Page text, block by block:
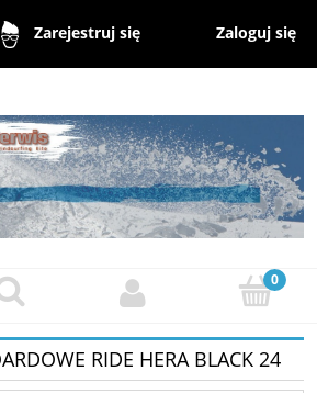
Zarejestruj się Zaloguj się
RIDE HERA BLACK 24